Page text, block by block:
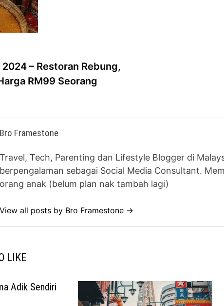
– Restoran Rebung,
RM99 Seorang
Bro Framestone
Travel, Tech, Parenting dan Lifestyle Blogger di
berpengalaman sebagai Social Media Consultant.
orang anak (belum plan nak tambah lagi)
View all posts by Bro Framestone →
LIKE
Adik Sendiri